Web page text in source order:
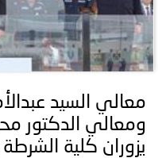
معالي السيد
ومعالي الدكتور
يزوران كلية الشرطة